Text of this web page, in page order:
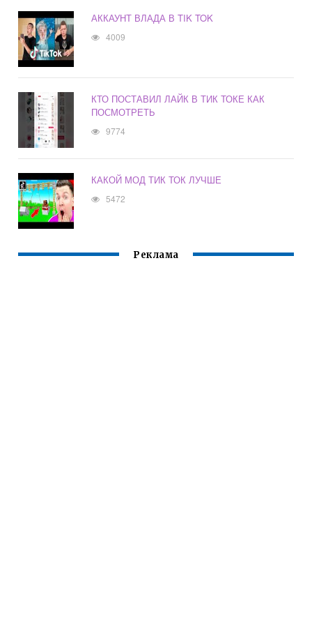
АККАУНТ ВЛАДА В TIK TOK
4009
КТО ПОСТАВИЛ ЛАЙК В ТИК ТОКЕ КАК
ПОСМОТРЕТЬ
9774
КАКОЙ МОД ТИК ТОК ЛУЧШЕ
5472
Реклама